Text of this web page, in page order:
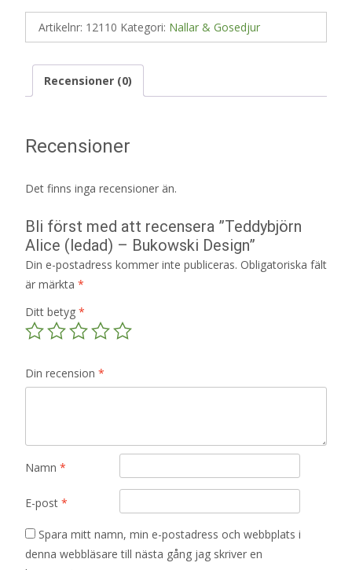
Artikelnr: 12110 Kategori: Nallar & Gosedjur
Recensioner (0)
Recensioner
Det finns inga recensioner än.
Bli först med att recensera ”Teddybjörn
Alice (ledad) – Bukowski Design”
Din e-postadress kommer inte publiceras. Obligatoriska fält
är märkta *
Ditt betyg *
Din recension *
Namn *
E-post *
Spara mitt namn, min e-postadress och webbplats i
denna webbläsare till nästa gång jag skriver en